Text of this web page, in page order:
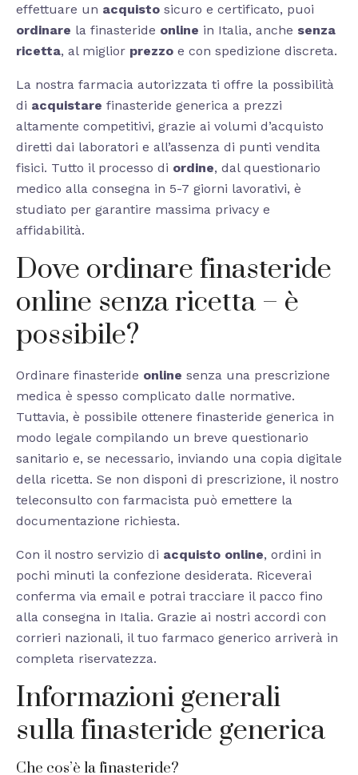
effettuare un acquisto sicuro e certificato, puoi
ordinare la finasteride online in Italia, anche senza
ricetta, al miglior prezzo e con spedizione discreta.
La nostra farmacia autorizzata ti offre la possibilità
di acquistare finasteride generica a prezzi
altamente competitivi, grazie ai volumi d’acquisto
diretti dai laboratori e all’assenza di punti vendita
fisici. Tutto il processo di ordine, dal questionario
medico alla consegna in 5-7 giorni lavorativi, è
studiato per garantire massima privacy e
affidabilità.
Dove ordinare finasteride
online senza ricetta – è
possibile?
Ordinare finasteride online senza una prescrizione
medica è spesso complicato dalle normative.
Tuttavia, è possibile ottenere finasteride generica in
modo legale compilando un breve questionario
sanitario e, se necessario, inviando una copia digitale
della ricetta. Se non disponi di prescrizione, il nostro
teleconsulto con farmacista può emettere la
documentazione richiesta.
Con il nostro servizio di acquisto online, ordini in
pochi minuti la confezione desiderata. Riceverai
conferma via email e potrai tracciare il pacco fino
alla consegna in Italia. Grazie ai nostri accordi con
corrieri nazionali, il tuo farmaco generico arriverà in
completa riservatezza.
Informazioni generali
sulla finasteride generica
Che cos’è la finasteride?